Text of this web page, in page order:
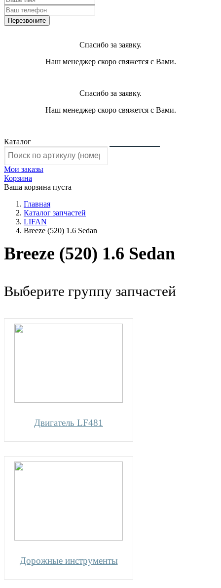
Спасибо за заявку.
Наш менеджер скоро свяжется с Вами.
Спасибо за заявку.
Наш менеджер скоро свяжется с Вами.
Каталог
Мои заказы
Корзина
Ваша корзина пуста
Главная
Каталог запчастей
LIFAN
Breeze (520) 1.6 Sedan
Breeze (520) 1.6 Sedan
Выберите группу запчастей
Двигатель LF481
Дорожные инструменты